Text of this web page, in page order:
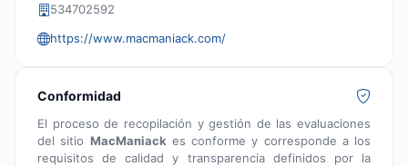
534702592
https://www.macmaniack.com/
Conformidad
El proceso de recopilación y gestión de las evaluaciones
del sitio MacManiack es conforme y corresponde a los
requisitos de calidad y transparencia definidos por la